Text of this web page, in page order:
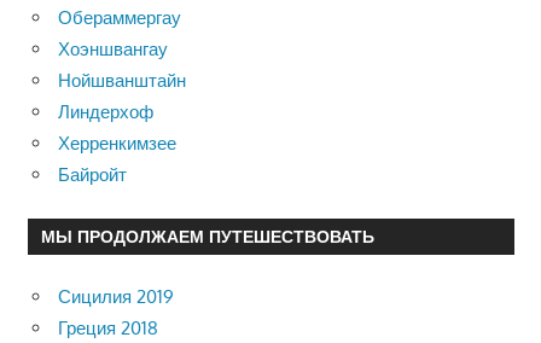
Обераммергау
Хоэншвангау
Нойшванштайн
Линдерхоф
Херренкимзее
Байройт
МЫ ПРОДОЛЖАЕМ ПУТЕШЕСТВОВАТЬ
Сицилия 2019
Греция 2018